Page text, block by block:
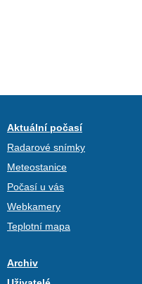
Aktuální počasí
Radarové snímky
Meteostanice
Počasí u vás
Webkamery
Teplotní mapa
Archiv